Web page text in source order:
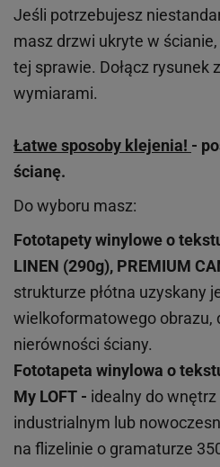
Jeśli potrzebujesz
masz drzwi ukryte w
tej sprawie. Dołącz rysunek
wymiarami.
Łatwe sposoby klejenia! -
ścianę.
Do wyboru masz:
Fototapety winylowe o
LINEN (290g), PREMIUM
strukturze płótna uzyskany
wielkoformatowego obrazu,
nierówności ściany.
Fototapeta winylowa o
My LOFT - idealny do
industrialnym lub
na flizelinie o gramaturze